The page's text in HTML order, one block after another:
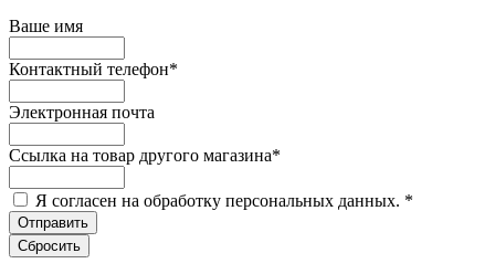
Ваше имя
Контактный телефон*
Электронная почта
Ссылка на товар другого магазина*
Я согласен на обработку персональных данных. *